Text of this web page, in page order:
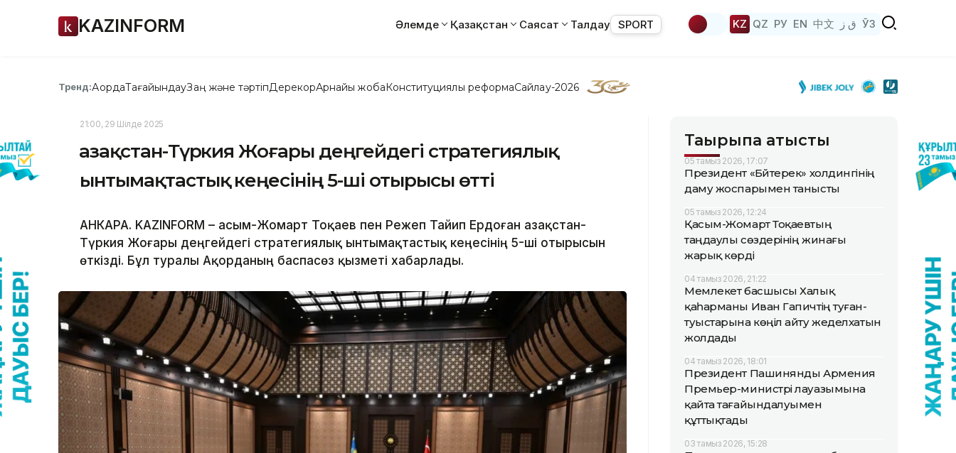
KAZINFORM Әлемде Қазақстан Саясат Талдау SPORT KZ QZ РУ EN 中文 ق ز ЎЗ
Тренд:АқордаТағайындауЗаң және тәртіпДерекқорАрнайы жобаКонституциялық реформаСайлау-2026
21:00, 29 Шілде 2025
Қазақстан-Түркия Жоғары деңгейдегі стратегиялық
ынтымақтастық кеңесінің 5-ші отырысы өтті
АНКАРА. KAZINFORM – Қасым-Жомарт Тоқаев пен Режеп Тайип Ердоған Қазақстан-
Түркия Жоғары деңгейдегі стратегиялық ынтымақтастық кеңесінің 5-ші отырысын
өткізді. Бұл туралы Ақорданың баспасөз қызметі хабарлады.
Тақырыпқа қатысты
05 тамыз 2026, 17:07
Президент «Бәйтерек» холдингінің
даму жоспарымен танысты
05 тамыз 2026, 12:24
Қасым-Жомарт Тоқаевтың
таңдаулы сөздерінің жинағы
жарық көрді
04 тамыз 2026, 21:22
Мемлекет басшысы Халық
қаһарманы Иван Гапичтің туған-
туыстарына көңіл айту жеделхатын
жолдады
04 тамыз 2026, 18:01
Президент Пашинянды Армения
Премьер-министрі лауазымына
қайта тағайындалуымен
құттықтады
03 тамыз 2026, 15:28